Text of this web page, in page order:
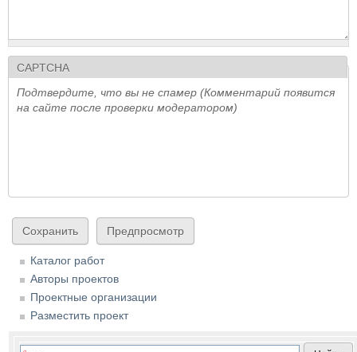
CAPTCHA
Подтвердите, что вы не спамер (Комментарий появится
на сайте после проверки модератором)
Каталог работ
Авторы проектов
Проектные организации
Разместить проект